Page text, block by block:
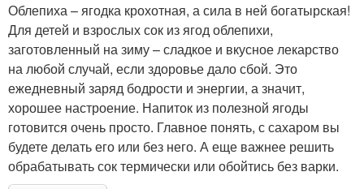
Облепиха – ягодка крохотная, а сила в ней богатырская!
Для детей и взрослых сок из ягод облепихи,
заготовленный на зиму – сладкое и вкусное лекарство
на любой случай, если здоровье дало сбой. Это
ежедневный заряд бодрости и энергии, а значит,
хорошее настроение. Напиток из полезной ягоды
готовится очень просто. Главное понять, с сахаром вы
будете делать его или без него. А еще важнее решить
обрабатывать сок термически или обойтись без варки.